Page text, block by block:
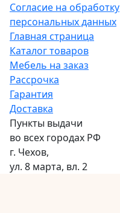
Согласие на обработку
персональных данных
Главная страница
Каталог товаров
Мебель на заказ
Рассрочка
Гарантия
Доставка
Пункты выдачи
во всех городах РФ
г. Чехов,
ул. 8 марта, вл. 2